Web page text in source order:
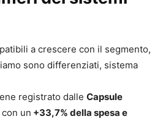
a crescere con il segmento,
sono differenziati, sistema
registrato dalle Capsule
con un +33,7% della spesa e